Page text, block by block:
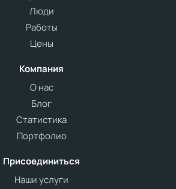
Люди
Работы
Цены
Компания
О нас
Блог
Статистика
Портфолио
Присоединиться
Наши услуги